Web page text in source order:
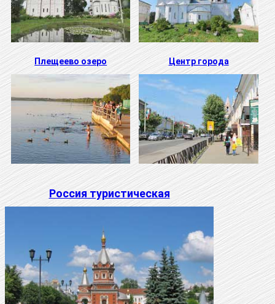
Плещеево озеро Центр города
Россия туристическая